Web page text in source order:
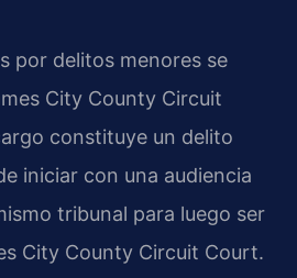
por delitos menores se
City County Circuit
constituye un delito
iniciar con una audiencia
tribunal para luego ser
City County Circuit Court.